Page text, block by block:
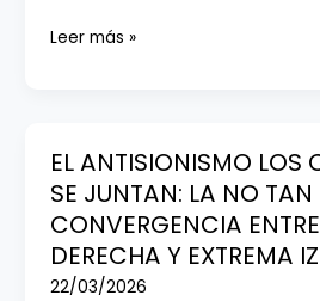
DIA
RESISTENCIA
CIVIL
CONTRA
EL
ANTISEMITISMO
Leer más »
EL ANTISIONISMO LOS
SE JUNTAN: LA NO TAN
CONVERGENCIA
DERECHA Y EXTREMA
22/03/2026